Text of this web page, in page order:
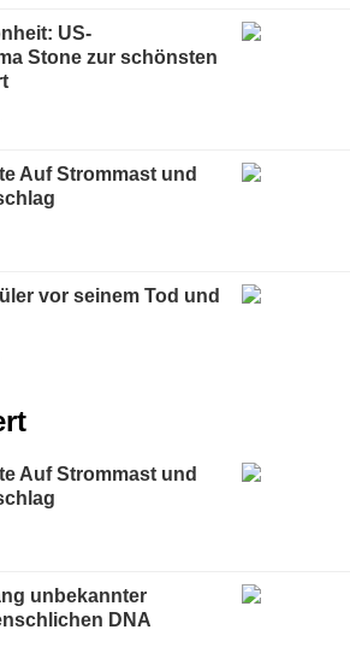
US-
Stone zur schönsten
Auf Strommast und
vor seinem Tod und
Auf Strommast und
unbekannter
DNA